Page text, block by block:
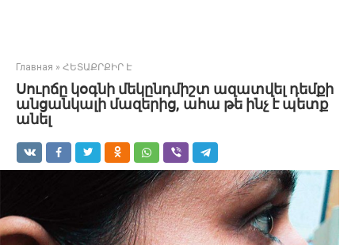
Главная » ՀԵՏԱՔՐՔԻՐ Է
Սուրճը կօգնի մեկընդմիշտ ազատվել դեմքի
անցանկալի մազերից, ահա թե ինչ է պետք
անել